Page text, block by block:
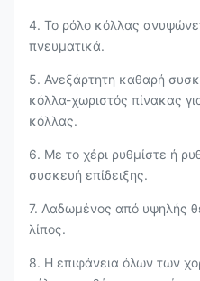
4. Το ρόλο κόλλας
πνευματικά.
5. Ανεξάρτητη καθαρή
κόλλα-χωριστός πίνακας
κόλλας.
6. Με το χέρι ρυθμίστε ή
συσκευή επίδειξης.
7. Λαδωμένος από υψηλής
λίπος.
8. Η επιφάνεια όλων των